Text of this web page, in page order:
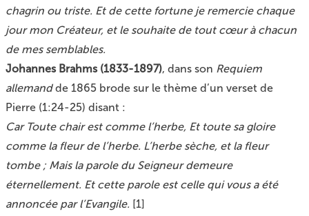
chagrin ou triste. Et de cette fortune je remercie chaque
jour mon Créateur, et le souhaite de tout cœur à chacun
de mes semblables.
Johannes Brahms (1833-1897), dans son Requiem
allemandde 1865 brode sur le thème d’un verset de
Pierre (1:24-25) disant :
Car Toute chair est comme l’herbe, Et toute sa gloire
comme la fleur de l’herbe. L’herbe sèche, et la fleur
tombe ; Mais la parole du Seigneur demeure
éternellement. Et cette parole est celle qui vous a été
annoncée par l’Evangile. [1]